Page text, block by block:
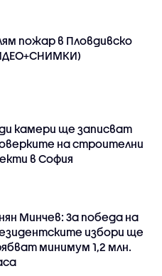
пожар в Пловдивско
камери ще записват
на строителни
в София
Минчев: За победа на
избори ще
минимум 1,2 млн.